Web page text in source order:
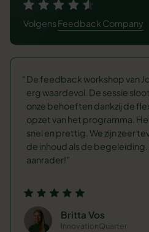
VolgensFeedback Company
De feedback workshop van
erg waardevol. De sessie
onze behoeften dankzij de
opzet van het programma.
snel en prettig. We zijn zeer
de inhoud als de begeleiding.
aanrader!
Britta Vos
InnovationQuarter